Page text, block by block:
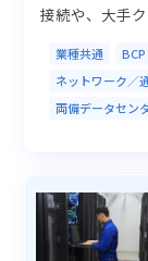
接続や、大手
業種共通 BCP
ネットワーク／
両備データセン